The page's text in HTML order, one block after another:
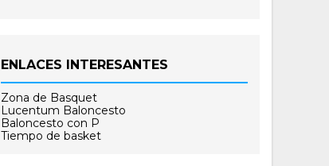
ENLACES INTERESANTES
Zona de Basquet
Lucentum Baloncesto
Baloncesto con P
Tiempo de basket